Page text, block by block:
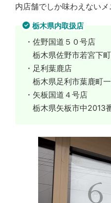
内店舗でしか味わえないメ
栃木県内取扱店
・佐野国道５０号店
栃木県佐野市若宮下
・足利葉鹿店
栃木県足利市葉鹿町
・矢板国道４号店
栃木県矢板市中2013